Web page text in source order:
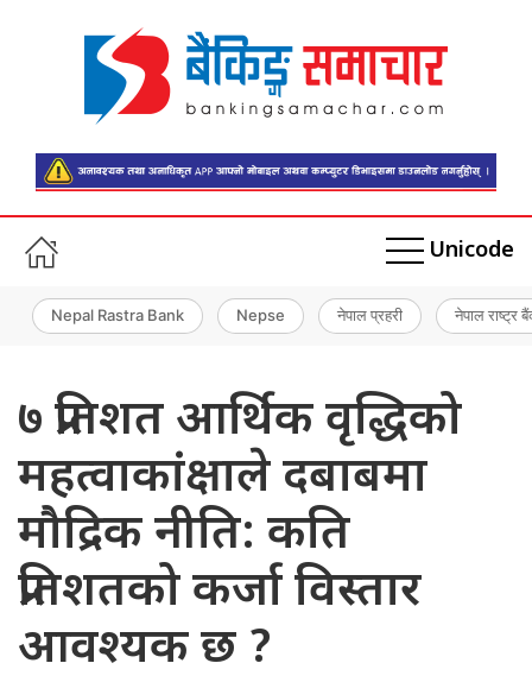
Unicode
Nepal Rastra Bank Nepse नेपाल प्रहरी नेपाल राष्ट्र
७ प्रतिशत आर्थिक वृद्धिको
महत्वाकांक्षाले दबाबमा
मौद्रिक नीति: कति
प्रतिशतको कर्जा विस्तार
आवश्यक छ ?